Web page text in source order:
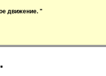
движение. "